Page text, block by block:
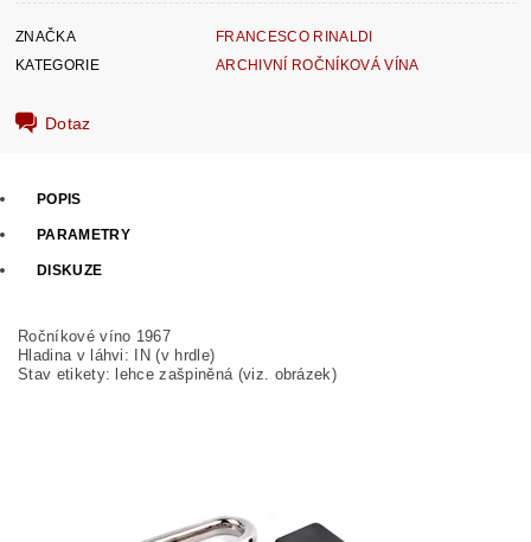
ZNAČKA
FRANCESCO RINALDI
KATEGORIE
ARCHIVNÍ ROČNÍKOVÁ VÍNA
Dotaz
POPIS
PARAMETRY
DISKUZE
Ročníkové víno 1967
Hladina v láhvi: IN (v hrdle)
Stav etikety: lehce zašpiněná (viz. obrázek)